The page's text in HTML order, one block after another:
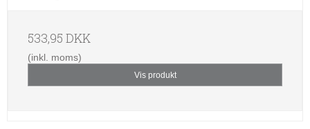
533,95 DKK
(inkl. moms)
Vis produkt